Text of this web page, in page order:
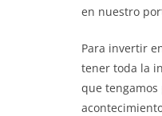
en nuestro
Para invertir
tener toda la
que